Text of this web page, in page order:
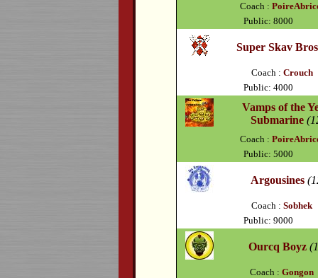
Coach :
Public: 8000
Super Skav Bros
Coach : Crouch
Public: 4000
Vamps of the
Submarine
Coach :
Public: 5000
Argousines
Coach :Sobhek
Public: 9000
Ourcq Boyz
Coach :Gongon